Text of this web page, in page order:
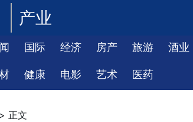
产业
国际 经济 房产 旅游 酒业
健康 电影 艺术 医药
> 正文